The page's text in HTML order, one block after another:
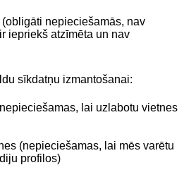
(obligāti nepieciešamās, nav
iepriekš atzīmēta un nav
sīkdatņu izmantošanai:
lai uzlabotu vietnes
(nepieciešamas, lai mēs varētu
profilos)
paziņojums
Kontakti
dienesta tālrunis:
Sekojiet mums